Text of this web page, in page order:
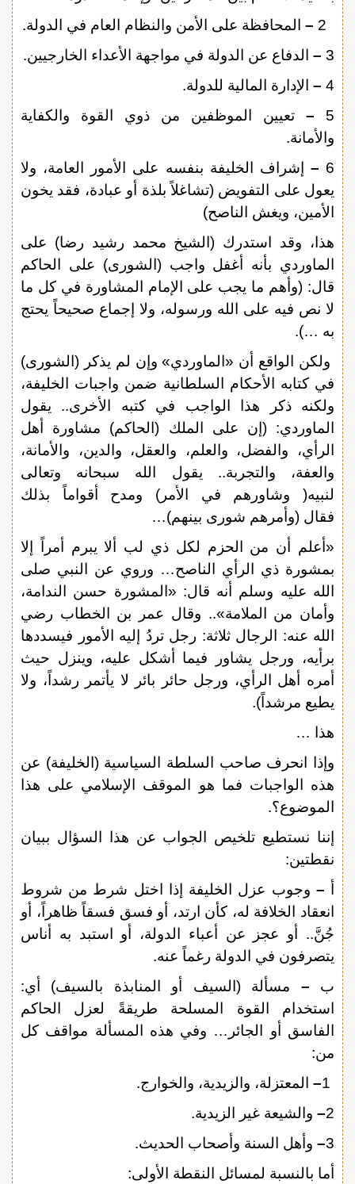
– المحافظة على الأمن والنظام العام في الدولة.
3
– الدفاع عن الدولة في مواجهة الأعداء الخارجيين.
4
– الإدارة المالية للدولة.
5
– تعيين الموظفين من ذوي القوة والكفاية
والأمانة.
6
– إشراف الخليفة بنفسه على الأمور العامة، ولا
يعول على التفويض (تشاغلاً بلذة أو عبادة، فقد يخون
الأمين، ويغش الناصح)
هذا، وقد استدرك (الشيخ محمد رشيد رضا) على
الماوردي بأنه أغفل واجب (الشورى) على الحاكم
قال: (وأهم ما يجب على الإمام المشاورة في كل ما
لا نص فيه على الله ورسوله، ولا إجماع صحيحاً يحتج
به …).
ولكن الواقع أن «الماوردي» وإن لم يذكر (الشورى)
في كتابه الأحكام السلطانية ضمن واجبات الخليفة،
ولكنه ذكر هذا الواجب في كتبه الأخرى.. يقول
الماوردي: (إن على الملك (الحاكم) مشاورة أهل
الرأي، والفضل، والعلم، والعقل، والدين، والأمانة،
والعفة، والتجربة.. يقول الله سبحانه وتعالى
لنبيه( وشاورهم في الأمر) ومدح أقواماً بذلك
فقال (وأمرهم شورى بينهم)…
«أعلم أن من الحزم لكل ذي لب ألا يبرم أمراً إلا
بمشورة ذي الرأي الناصح… وروي عن النبي صلى
الله عليه وسلم أنه قال: «المشورة حسن الندامة،
وأمان من الملامة».. وقال عمر بن الخطاب رضي
الله عنه: الرجال ثلاثة: رجل تردُ إليه الأمور فيسددها
برأيه، ورجل يشاور فيما أشكل عليه، وينزل حيث
أمره أهل الرأي، ورجل حائر بائر لا يأتمر رشداً، ولا
يطيع مرشداً).
هذا …
وإذا انحرف صاحب السلطة السياسية (الخليفة) عن
هذه الواجبات فما هو الموقف الإسلامي على هذا
الموضوع؟.
إننا نستطيع تلخيص الجواب عن هذا السؤال ببيان
نقطتين:
– وجوب عزل الخليفة إذا اختل شرط من شروط
انعقاد الخلافة له، كأن ارتد، أو فسق فسقاً ظاهراً، أو
جُنَّ.. أو عجز عن أعباء الدولة، أو استبد به أناس
يتصرفون في الدولة رغماً عنه.
ب – مسألة (السيف أو المنابذة بالسيف) أي:
استخدام القوة المسلحة طريقةً لعزل الحاكم
الفاسق أو الجائر… وفي هذه المسألة مواقف كل
من:
– المعتزلة، والزيدية، والخوارج.
2
– والشيعة غير الزيدية.
3
– وأهل السنة وأصحاب الحديث.
أما بالنسبة لمسائل النقطة الأولى: